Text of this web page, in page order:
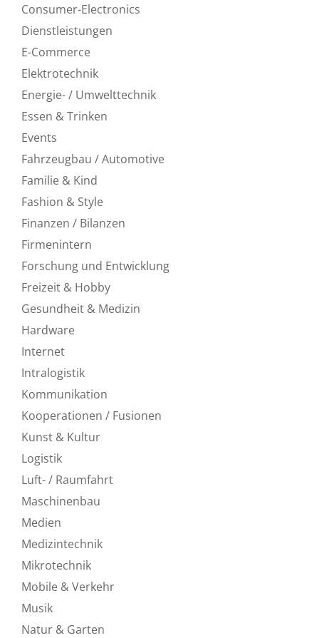
Consumer-Electronics
Dienstleistungen
E-Commerce
Elektrotechnik
Energie- / Umwelttechnik
Essen & Trinken
Events
Fahrzeugbau / Automotive
Familie & Kind
Fashion & Style
Finanzen / Bilanzen
Firmenintern
Forschung und Entwicklung
Freizeit & Hobby
Gesundheit & Medizin
Hardware
Internet
Intralogistik
Kommunikation
Kooperationen / Fusionen
Kunst & Kultur
Logistik
Luft- / Raumfahrt
Maschinenbau
Medien
Medizintechnik
Mikrotechnik
Mobile & Verkehr
Musik
Natur & Garten